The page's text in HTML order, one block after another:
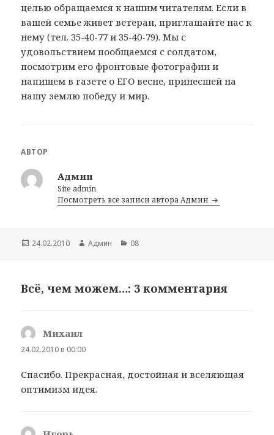
целью обращаемся к нашим читателям. Если в
вашей семье живет ветеран, приглашайте нас к
нему (тел. 35-40-77 и 35-40-79). Мы с
удовольствием пообщаемся с солдатом,
посмотрим его фронтовые фотографии и
напишем в газете о ЕГО весне, принесшей на
нашу землю победу и мир.
АВТОР
Админ
Site admin
Посмотреть все записи автора Админ
Опубликовано
24.02.2010 Автор
Админ Рубрики
08
Всё, чем можем…: 3 комментария
Михаил
24.02.2010 в 00:00
Спасибо. Прекрасная, достойная и вселяющая
оптимизм идея.